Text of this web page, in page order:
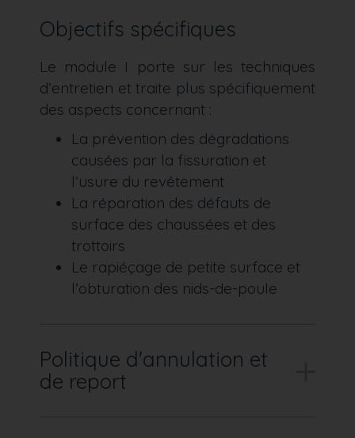
Objectifs spécifiques
Le module I porte sur les techniques
d’entretien et traite plus spécifiquement
des aspects concernant :
La prévention des dégradations
causées par la fissuration et
l’usure du revêtement
La réparation des défauts de
surface des chaussées et des
trottoirs
Le rapiéçage de petite surface et
l’obturation des nids-de-poule
Politique d'annulation et
de report